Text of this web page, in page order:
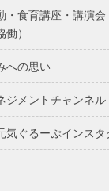
・食育講座・講演
）
への思い
ジメントチャンネル
気ぐるーぷインスタ